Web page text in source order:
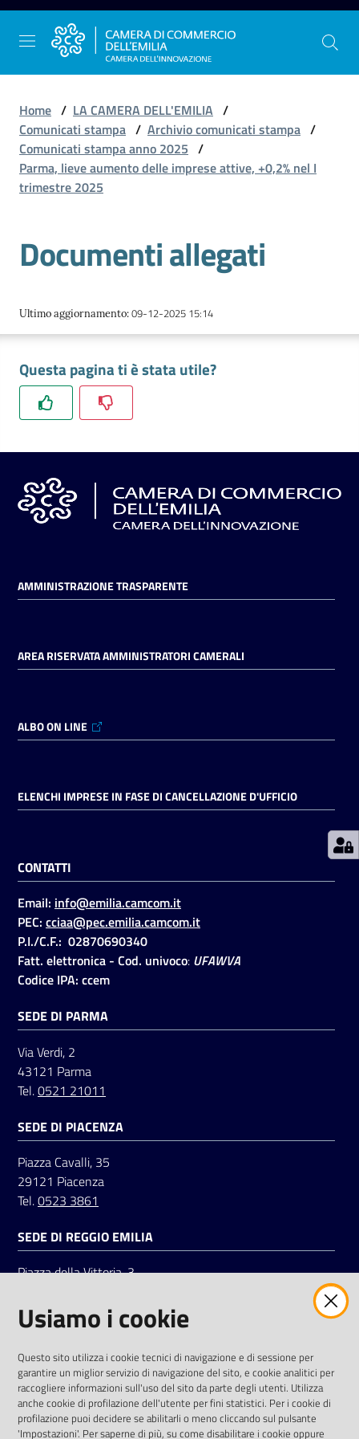
Vai al contenuto
Vai alla navigazione
Vai al footer
La
Camera
Gestire
l'impresa
e
territorio
Tutelare
l'Impresa
in
digitale
on line
Accedi
Registrati
Seguici
su
Home / LA CAMERA DELL'EMILIA /
Comunicati stampa / Archivio comunicati stampa /
Comunicati stampa anno 2025 /
Parma, lieve aumento delle imprese attive, +0,2% nel I
trimestre 2025
Documenti allegati
Ultimo aggiornamento:09-12-2025 15:14
Questa pagina ti è stata utile?
AMMINISTRAZIONE TRASPARENTE
AREA RISERVATA AMMINISTRATORI CAMERALI
ALBO ON LINE
ELENCHI IMPRESE IN FASE DI CANCELLAZIONE D'UFFICIO
CONTATTI
Email: info@emilia.camcom.it
PEC: cciaa@pec.emilia.camcom.it
P.I./C.F.: 02870690340
Fatt. elettronica - Cod. univoco: UFAWVA
Codice IPA: ccem
SEDE DI PARMA
Via Verdi, 2
43121 Parma
Tel.0521 21011
SEDE DI PIACENZA
Piazza Cavalli, 35
29121 Piacenza
Tel.0523 3861
SEDE DI REGGIO EMILIA
Piazza della Vittoria, 3
Tel.0522 7961
LinkedinFacebookInstagram
Usiamo i cookie
Questo sito utilizza i cookie tecnici di navigazione e di sessione per
garantire un miglior servizio di navigazione del sito, e cookie analitici per
raccogliere informazioni sull'uso del sito da parte degli utenti. Utilizza
anche cookie di profilazione dell'utente per fini statistici. Per i cookie di
profilazione puoi decidere se abilitarli o meno cliccando sul pulsante
'Impostazioni'. Per saperne di più, su come disabilitare i cookie oppure